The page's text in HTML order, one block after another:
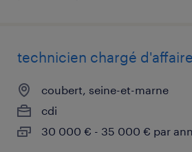
technicien chargé
coubert, seine-et-marne
cdi
30 000 € - 35 000 € par